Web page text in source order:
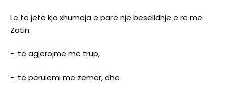
Le të jetë kjo xhumaja e parë një besëlidhje e re me
Zotin:
-. të agjërojmë me trup,
-. të përulemi me zemër, dhe